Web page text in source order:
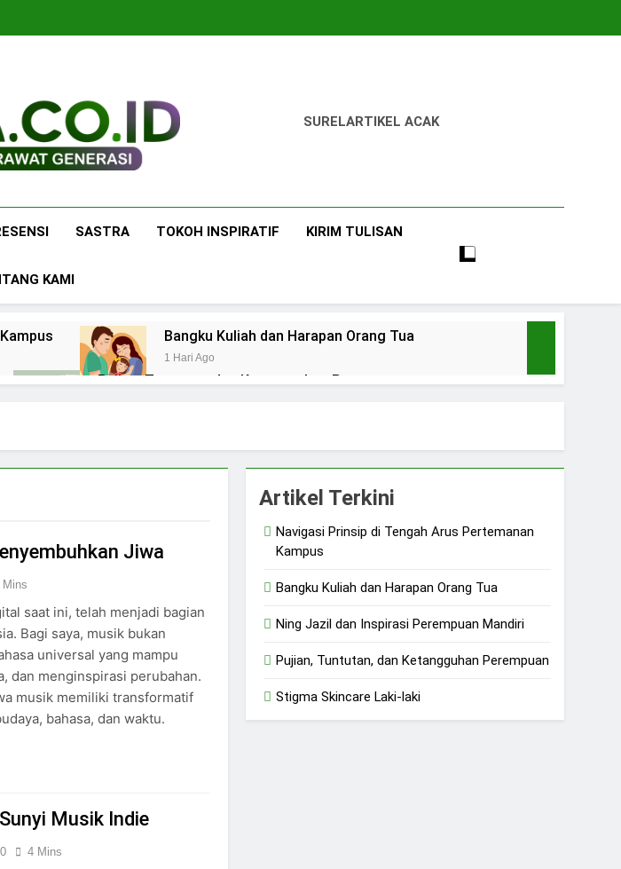
SURELARTIKEL ACAK
SASTRA TOKOH INSPIRATIF KIRIM TULISAN
KAMI
Bangku Kuliah dan Harapan Orang Tua
1 Hari Ago
Pujian, Tuntutan, dan Ketangguhan Perempuan
Budaya Flexing di Media Sosial
Jiwa
Mins
saat ini, telah menjadi bagian
Bagi saya, musik bukan
universal yang mampu
dan menginspirasi perubahan.
musik memiliki transformatif
bahasa, dan waktu.
Musik Indie
0 4 Mins
Artikel Terkini
Navigasi Prinsip di Tengah Arus Pertemanan
Kampus
Bangku Kuliah dan Harapan Orang Tua
Ning Jazil dan Inspirasi Perempuan Mandiri
Pujian, Tuntutan, dan Ketangguhan Perempuan
Stigma Skincare Laki-laki